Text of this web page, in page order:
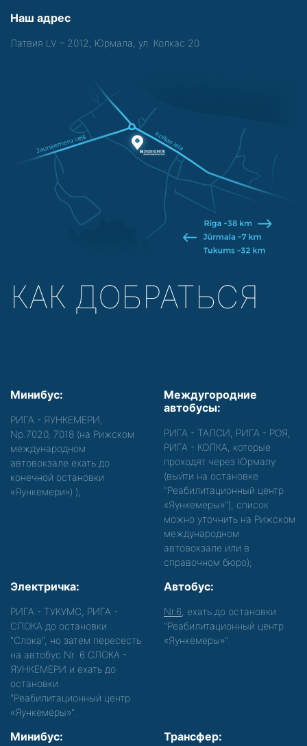
Наш адрес
Латвия LV – 2012, Юрмала, ул. Колкас 20
КАК ДОБРАТЬСЯ
Минибус:
РИГА - ЯУНКЕМЕРИ,
Nр.7020, 7018 (на Рижском
международном
автовокзале ехать до
конечной остановки
«Яункемери») );
Междугородние
автобусы:
РИГА - ТАЛСИ, РИГА - РОЯ,
РИГА - КОЛКА, которые
проходят через Юрмалу
(выйти на остановке
"Реабилитационный центр
«Яункемеры»"), список
можно уточнить на Рижском
международном
автовокзале или в
справочном бюро);
Электричка:
РИГА - ТУКУМС, РИГА -
СЛОКА до остановки
"Слока", но затем пересесть
на автобус Nr. 6 СЛОКА -
ЯУНКЕМЕРИ и ехать до
остановки
"Реабилитационный центр
«Яункемеры»".
Автобус:
Nr.6 , ехать до остановки
"Реабилитационный центр
«Яункемеры»".
Минибус: Трансфер: